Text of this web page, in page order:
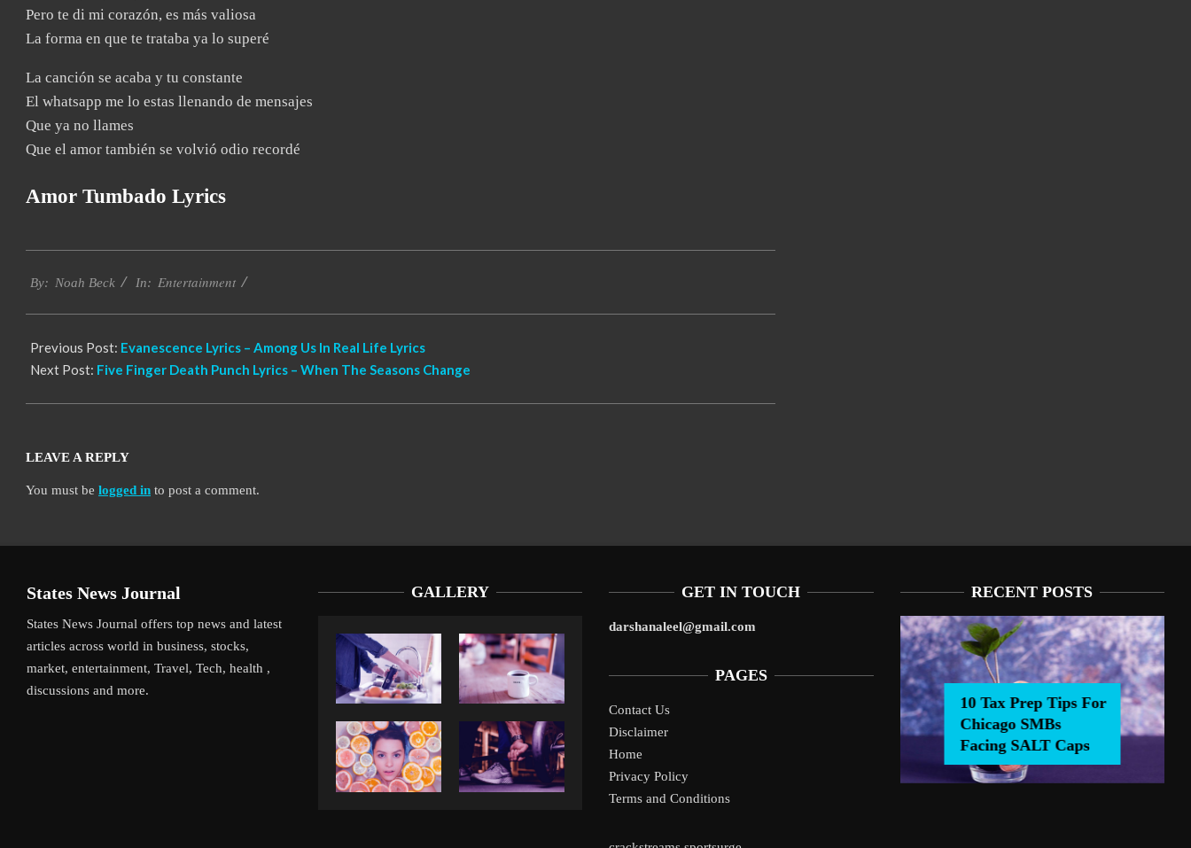
Pero te di mi corazón, es más valiosa
La forma en que te trataba ya lo superé
La canción se acaba y tu constante
El whatsapp me lo estas llenando de mensajes
Que ya no llames
Que el amor también se volvió odio recordé
Amor Tumbado Lyrics
11-
By: Noah Beck In: Entertainment
Previous Post: Evanescence Lyrics – Among Us In Real Life Lyrics
Next Post: Five Finger Death Punch Lyrics – When The Seasons Change
LEAVE A REPLY
You must be logged in to post a comment.
States News Journal
States News Journal offers top news and latest
articles across world in business, stocks,
market, entertainment, Travel, Tech, health ,
discussions and more.
GALLERY GET IN TOUCH
darshanaleel@gmail.com
PAGES
Contact Us
Disclaimer
Home
Privacy Policy
Terms and Conditions
RECENT POSTS
10 Tax Prep Tips For
Chicago SMBs
Facing SALT Caps
Liverpool’s Arne Slot Gamble Pays Off
10 Tax Prep Tips For Chicago SMBs Facing SALT Caps